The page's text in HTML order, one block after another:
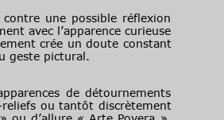
une possible réflexion
avec l’apparence curieuse
crée un doute constant
geste pictural.
de détournements
reliefs ou tantôt discrètement